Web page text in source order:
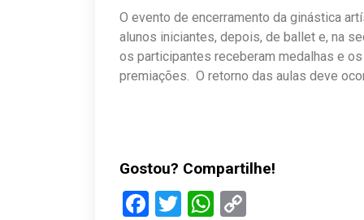
O evento de encerramento da ginástica
alunos iniciantes, depois, de ballet e, na
os participantes receberam medalhas e
premiações. O retorno das aulas deve
Gostou? Compartilhe!
Facebook
TwitterWhatsApp